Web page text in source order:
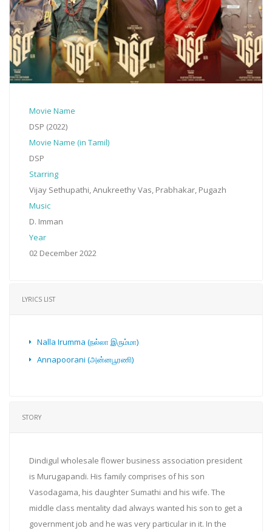
Movie Name
DSP (2022)
Movie Name (in Tamil)
DSP
Starring
Vijay Sethupathi, Anukreethy Vas, Prabhakar, Pugazh
Music
D. Imman
Year
02 December 2022
LYRICS LIST
Nalla Irumma (நல்லா இரும்மா)
Annapoorani (அன்னபூரணி)
STORY
Dindigul wholesale flower business association president
is Murugapandi. His family comprises of his son
Vasodagama, his daughter Sumathi and his wife. The
middle class mentality dad always wanted his son to get a
government job and he was very particular in it. In the